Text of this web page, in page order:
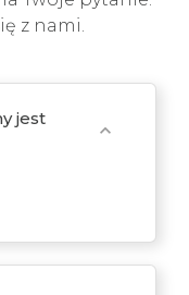
z nami.
jest
expand_more